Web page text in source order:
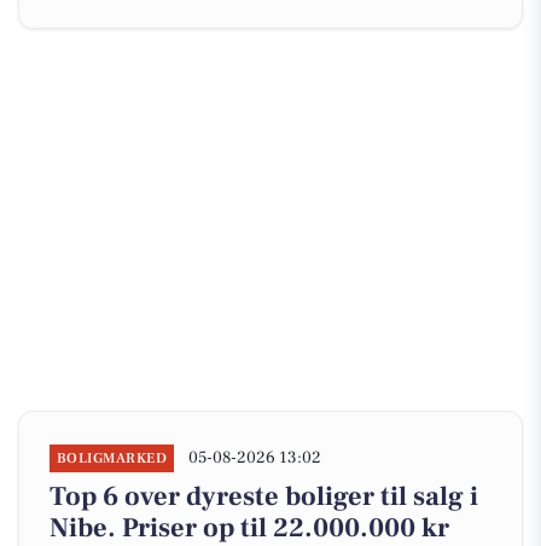
BOLIGMARKED 05-08-2026 13:02
Top 6 over dyreste boliger til salg i
Nibe. Priser op til 22.000.000 kr